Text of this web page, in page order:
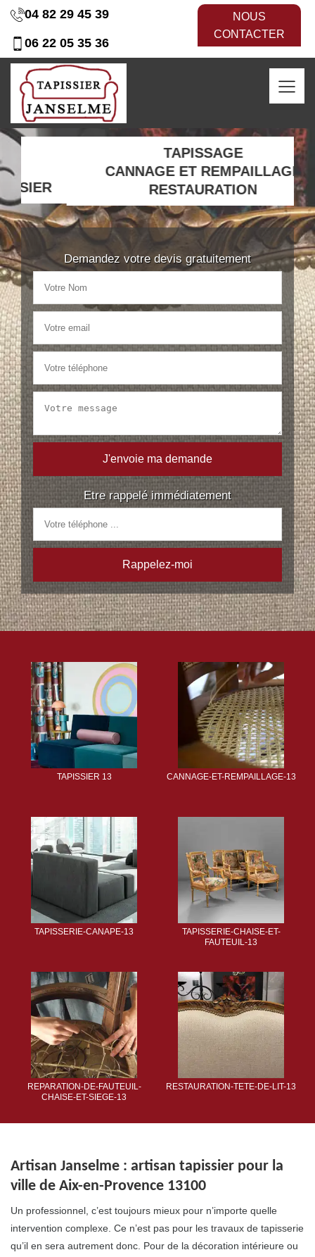
04 82 29 45 39
06 22 05 35 36
NOUS
CONTACTER
TAPISSAGE
CANNAGE ET REMPAILLAGE
RESTAURATION
Demandez votre devis gratuitement
Etre rappelé immédiatement
TAPISSIER 13 CANNAGE-ET-REMPAILLAGE-13
TAPISSERIE-CANAPE-13
TAPISSERIE-CHAISE-ET-
FAUTEUIL-13
REPARATION-DE-FAUTEUIL-
CHAISE-ET-SIEGE-13
RESTAURATION-TETE-DE-LIT-13
Artisan Janselme : artisan tapissier pour la
ville de Aix-en-Provence 13100
Un professionnel, c’est toujours mieux pour n’importe quelle
intervention complexe. Ce n’est pas pour les travaux de tapisserie
qu’il en sera autrement donc. Pour de la décoration intérieure ou